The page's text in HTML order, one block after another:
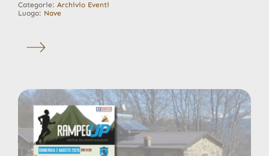
Categorie: Archivio Eventi
Luogo: Nave